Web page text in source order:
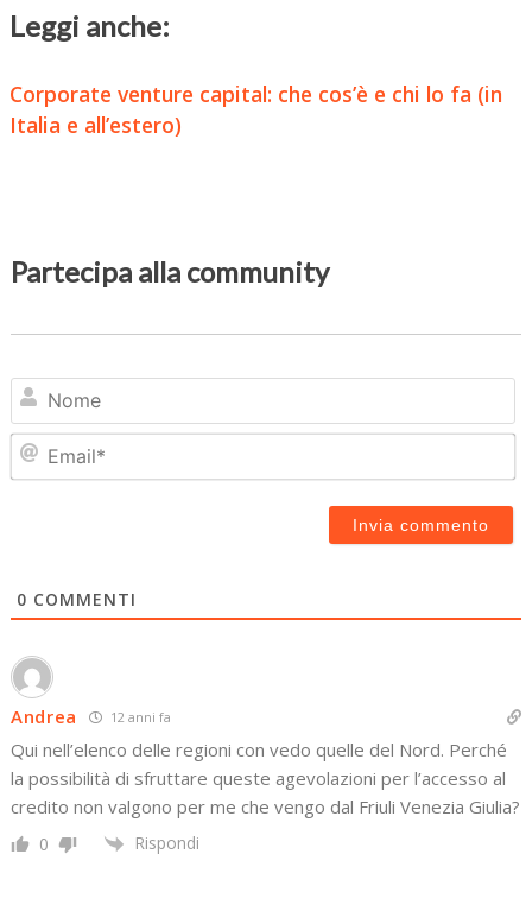
Leggi anche:
Corporate venture capital: che cos’è e chi lo fa (in
Italia e all’estero)
Partecipa alla community
0 COMMENTI
Andrea 12 anni fa
Qui nell’elenco delle regioni con vedo quelle del Nord. Perché
la possibilità di sfruttare queste agevolazioni per l’accesso al
credito non valgono per me che vengo dal Friuli Venezia Giulia?
0 Rispondi